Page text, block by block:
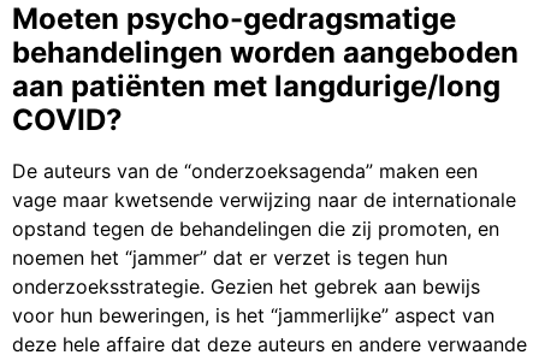
Moeten psycho-gedragsmatige
behandelingen worden aangeboden
aan patiënten met langdurige/long
COVID?
De auteurs van de “onderzoeksagenda” maken een
vage maar kwetsende verwijzing naar de internationale
opstand tegen de behandelingen die zij promoten, en
noemen het “jammer” dat er verzet is tegen hun
onderzoeksstrategie. Gezien het gebrek aan bewijs
voor hun beweringen, is het “jammerlijke” aspect van
deze hele affaire dat deze auteurs en andere verwaande